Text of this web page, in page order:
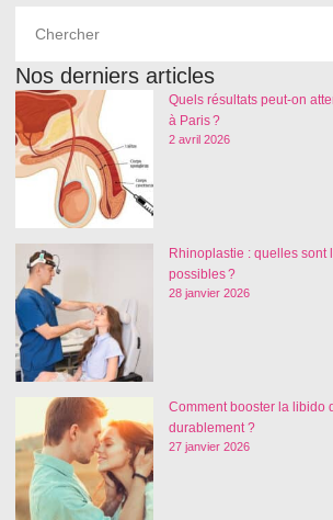
Nos derniers articles
Quels résultats peut-on
à Paris ?
2 avril 2026
Rhinoplastie : quelles sont
possibles ?
28 janvier 2026
Comment booster la libido
durablement ?
27 janvier 2026